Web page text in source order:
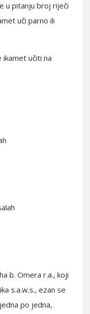
u pitanju broj riječi
uči parno ili
ikamet učiti na
b. Omera r.a., koji
s.a.w.s., ezan se
po jedna,